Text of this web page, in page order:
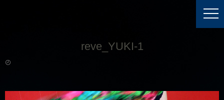
reve_YUKI-1